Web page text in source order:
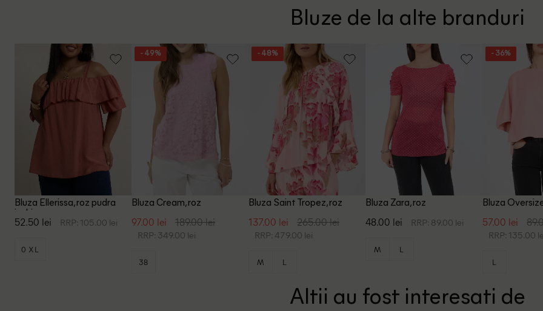
Bluze de la alte branduri
Bluza Ellerissa, roz pudra
inchis
52.50 lei RRP: 105.00 lei
0 XL
- 49%
Bluza Cream, roz
97.00 lei 189.00 lei
RRP: 349.00 lei
38
- 48%
Bluza Saint Tropez, roz
137.00 lei 265.00 lei
RRP: 479.00 lei
M L
Bluza Zara, roz
48.00 lei RRP: 89.00 lei
M L
- 36%
Bluza
57.00 lei
RRP: 135.00
L
Altii au fost interesati de